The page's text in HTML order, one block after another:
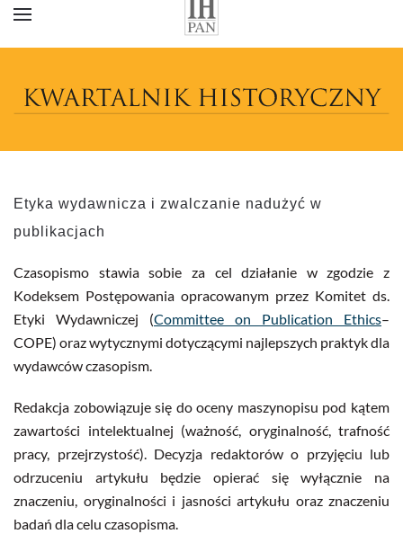
Etyka wydawnicza i zwalczanie nadużyć w
publikacjach
Czasopismo stawia sobie za cel działanie w zgodzie z
Kodeksem Postępowania opracowanym przez Komitet ds.
Etyki Wydawniczej (Committee on Publication Ethics–
COPE) oraz wytycznymi dotyczącymi najlepszych praktyk dla
wydawców czasopism.
Redakcja zobowiązuje się do oceny maszynopisu pod kątem
zawartości intelektualnej (ważność, oryginalność, trafność
pracy, przejrzystość). Decyzja redaktorów o przyjęciu lub
odrzuceniu artykułu będzie opierać się wyłącznie na
znaczeniu, oryginalności i jasności artykułu oraz znaczeniu
badań dla celu czasopisma.